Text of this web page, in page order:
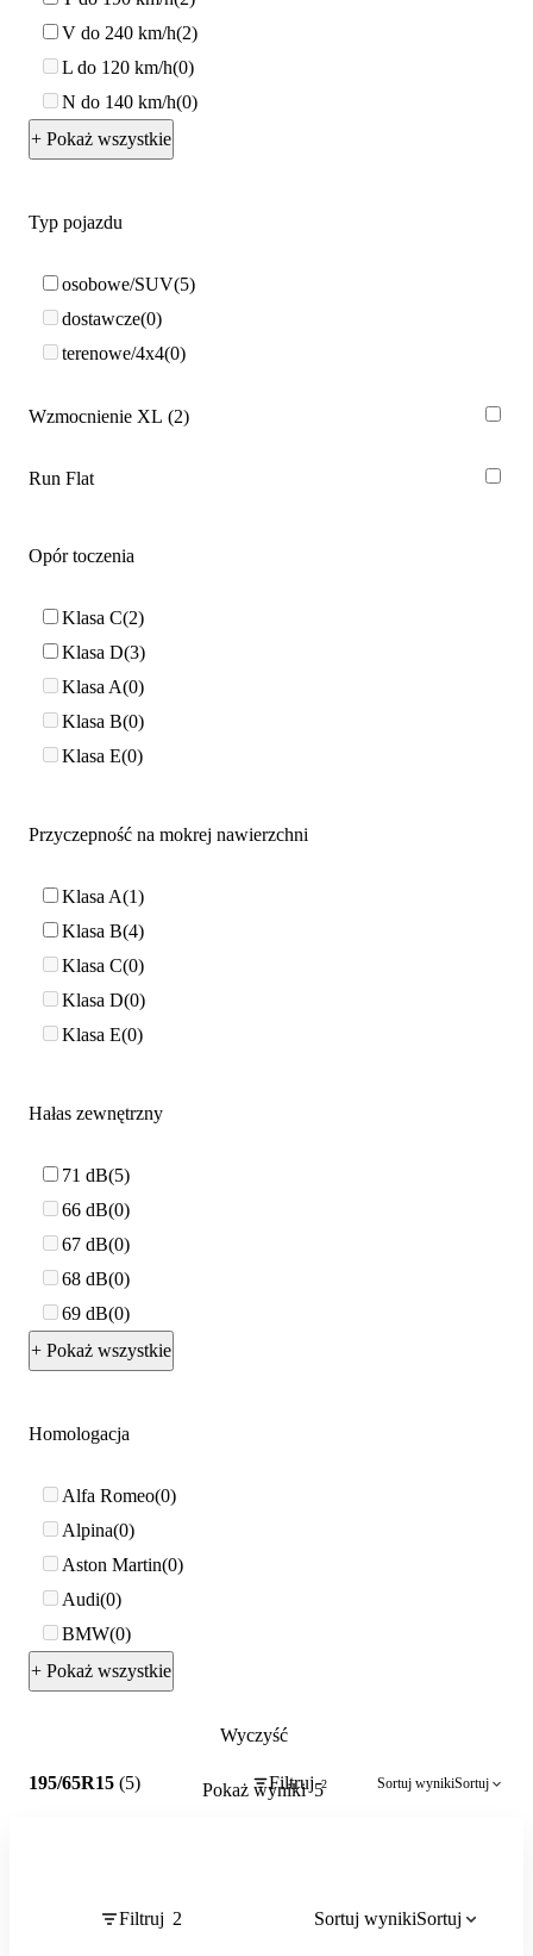
V do 240 km/h 2
L do 120 km/h 0
N do 140 km/h 0
+ Pokaż wszystkie
Typ pojazdu
osobowe/SUV 5
dostawcze 0
terenowe/4x4 0
Wzmocnienie XL 2
Run Flat
Opór toczenia
Klasa C 2
Klasa D 3
Klasa A 0
Klasa B 0
Klasa E 0
Przyczepność na mokrej nawierzchni
Klasa A 1
Klasa B 4
Klasa C 0
Klasa D 0
Klasa E 0
Hałas zewnętrzny
71 dB 5
66 dB 0
67 dB 0
68 dB 0
69 dB 0
+ Pokaż wszystkie
Homologacja
Alfa Romeo 0
Alpina 0
Aston Martin 0
Audi 0
BMW 0
+ Pokaż wszystkie
Wyczyść
Pokaż wyniki 5
195/65R15 (5) Filtruj 2 Sortuj wynikiSortuj
Filtruj 2 Sortuj wynikiSortuj